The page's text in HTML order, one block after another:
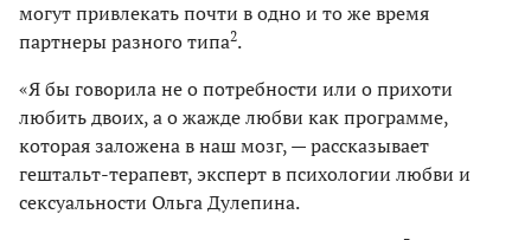
могут привлекать почти в одно и то же время
партнеры разного типа2.
«Я бы говорила не о потребности или о прихоти
любить двоих, а о жажде любви как программе,
которая заложена в наш мозг, — рассказывает
гештальт-терапевт, эксперт в психологии любви и
сексуальности Ольга Дулепина.